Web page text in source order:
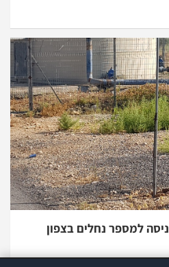
למספר נחלים בצפון